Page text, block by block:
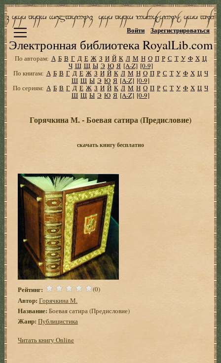
Электронная библиотека RoyalLib.com
Войти Зарегистрироваться
По авторам: А Б В Г Д Е Ж З И Й К Л М Н О П Р С Т У Ф Х Ц
Ч Ш Щ Ы Э Ю Я [A-Z] [0-9]
По книгам: А Б В Г Д Е Ж З И Й К Л М Н О П Р С Т У Ф Х Ц Ч
Ш Щ Ы Э Ю Я [A-Z] [0-9]
По сериям: А Б В Г Д Е Ж З И Й К Л М Н О П Р С Т У Ф Х Ц Ч
Ш Щ Ы Э Ю Я [A-Z] [0-9]
Горячкина М. - Боевая сатира (Предисловие)
скачать книгу бесплатно
Рейтинг: (0)
Автор: Горячкина М.
Название: Боевая сатира (Предисловие)
Жанр: Публицистика
Читать книгу Online